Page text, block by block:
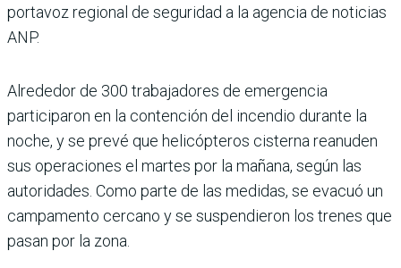
portavoz regional de seguridad a la agencia de noticias
ANP.
Alrededor de 300 trabajadores de emergencia
participaron en la contención del incendio durante la
noche, y se prevé que helicópteros cisterna reanuden
sus operaciones el martes por la mañana, según las
autoridades. Como parte de las medidas, se evacuó un
campamento cercano y se suspendieron los trenes que
pasan por la zona.